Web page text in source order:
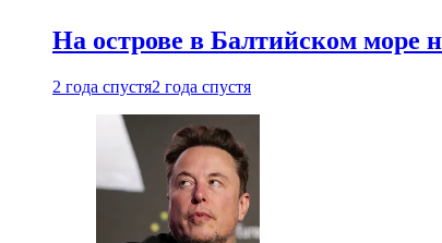
На острове в Балтийском
2 года спустя2 года спустя